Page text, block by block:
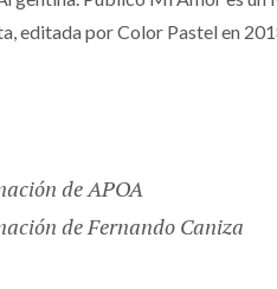
editada por Color Pastel en
de APOA
de Fernando Caniza